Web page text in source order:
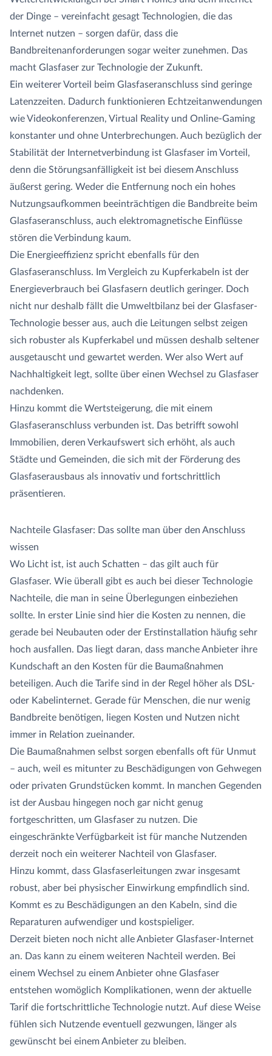
der Dinge – vereinfacht gesagt Technologien, die das
Internet nutzen – sorgen dafür, dass die
Bandbreitenanforderungen sogar weiter zunehmen. Das
macht Glasfaser zur Technologie der Zukunft.
Ein weiterer Vorteil beim Glasfaseranschluss sind geringe
Latenzzeiten. Dadurch funktionieren Echtzeitanwendungen
wie Videokonferenzen, Virtual Reality und Online-Gaming
konstanter und ohne Unterbrechungen. Auch bezüglich der
Stabilität der Internetverbindung ist Glasfaser im Vorteil,
denn die Störungsanfälligkeit ist bei diesem Anschluss
äußerst gering. Weder die Entfernung noch ein hohes
Nutzungsaufkommen beeinträchtigen die Bandbreite beim
Glasfaseranschluss, auch elektromagnetische Einflüsse
stören die Verbindung kaum.
Die Energieeffizienz spricht ebenfalls für den
Glasfaseranschluss. Im Vergleich zu Kupferkabeln ist der
Energieverbrauch bei Glasfasern deutlich geringer. Doch
nicht nur deshalb fällt die Umweltbilanz bei der Glasfaser-
Technologie besser aus, auch die Leitungen selbst zeigen
sich robuster als Kupferkabel und müssen deshalb seltener
ausgetauscht und gewartet werden. Wer also Wert auf
Nachhaltigkeit legt, sollte über einen Wechsel zu Glasfaser
nachdenken.
Hinzu kommt die Wertsteigerung, die mit einem
Glasfaseranschluss verbunden ist. Das betrifft sowohl
Immobilien, deren Verkaufswert sich erhöht, als auch
Städte und Gemeinden, die sich mit der Förderung des
Glasfaserausbaus als innovativ und fortschrittlich
präsentieren.
Nachteile Glasfaser: Das sollte man über den Anschluss
wissen
Wo Licht ist, ist auch Schatten – das gilt auch für
Glasfaser. Wie überall gibt es auch bei dieser Technologie
Nachteile, die man in seine Überlegungen einbeziehen
sollte. In erster Linie sind hier die Kosten zu nennen, die
gerade bei Neubauten oder der Erstinstallation häufig sehr
hoch ausfallen. Das liegt daran, dass manche Anbieter ihre
Kundschaft an den Kosten für die Baumaßnahmen
beteiligen. Auch die Tarife sind in der Regel höher als DSL-
oder Kabelinternet. Gerade für Menschen, die nur wenig
Bandbreite benötigen, liegen Kosten und Nutzen nicht
immer in Relation zueinander.
Die Baumaßnahmen selbst sorgen ebenfalls oft für Unmut
– auch, weil es mitunter zu Beschädigungen von Gehwegen
oder privaten Grundstücken kommt. In manchen Gegenden
ist der Ausbau hingegen noch gar nicht genug
fortgeschritten, um Glasfaser zu nutzen. Die
eingeschränkte Verfügbarkeit ist für manche Nutzenden
derzeit noch ein weiterer Nachteil von Glasfaser.
Hinzu kommt, dass Glasfaserleitungen zwar insgesamt
robust, aber bei physischer Einwirkung empfindlich sind.
Kommt es zu Beschädigungen an den Kabeln, sind die
Reparaturen aufwendiger und kostspieliger.
Derzeit bieten noch nicht alle Anbieter Glasfaser-Internet
an. Das kann zu einem weiteren Nachteil werden. Bei
einem Wechsel zu einem Anbieter ohne Glasfaser
entstehen womöglich Komplikationen, wenn der aktuelle
Tarif die fortschrittliche Technologie nutzt. Auf diese Weise
fühlen sich Nutzende eventuell gezwungen, länger als
gewünscht bei einem Anbieter zu bleiben.